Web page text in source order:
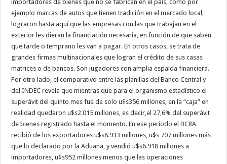
importadores de bienes que no se fabrican en el país, como por
ejemplo marcas de autos que tienen tradición en el mercado local,
lograron hasta aquí que las empresas con las que trabajan en el
exterior les dieran la financiación necesaria, en función de que saben
que tarde o temprano les van a pagar. En otros casos, se trata de
grandes firmas multinacionales que logran el crédito de sus casas
matrices o de bancos. Son jugadores con amplia espalda financiera.
Por otro lado, el comparativo entre las planillas del Banco Central y
del INDEC revela que mientras que para el organismo estadístico el
superávit del quinto mes fue de solo u$s356 millones, en la “caja” en
realidad quedaron u$s2.015 millones, es decir,el 27,6% del superávit
de bienes registrado hasta el momento. En ese período el BCRA
recibió de los exportadores u$s8.933 millones, u$s 707 millones más
que lo declarado por la Aduana, y vendió u$s6.918 millones a
importadores, u$s952 millones menos que las operaciones